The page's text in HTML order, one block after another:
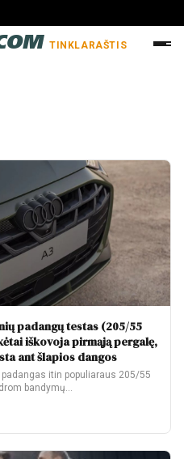
TINKLARAŠTIS
padangų testas (205/55
iškovoja pirmąją pergalę,
ant šlapios dangos
itin populiaraus 205/55
bandymų…